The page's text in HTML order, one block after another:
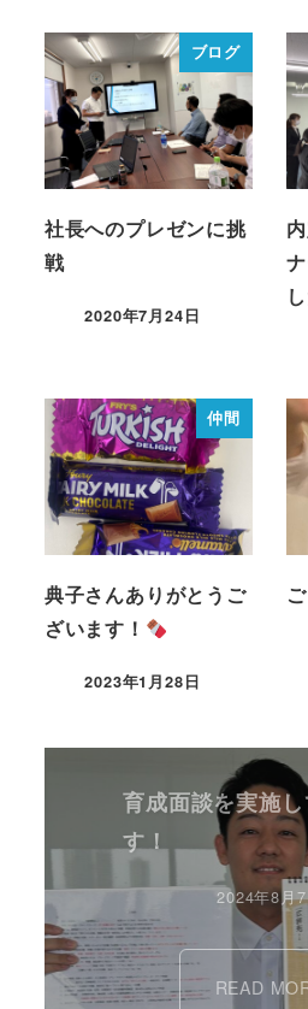
ブログ
社長へのプレゼンに挑
戦
2020年7月24日
仲間
典子さんありがとうご
ざいます！
2023年1月28日
育成面談を実施し
す！
2024年8月
READ